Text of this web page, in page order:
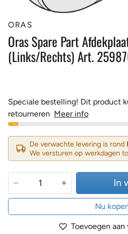
ORAS
Oras Spare Part
(Links/Rechts) Art.
Speciale bestelling! Dit product
retourneren Meer info
De verwachte levering is rond
We versturen op werkdagen
In
Nu
Toevoegen